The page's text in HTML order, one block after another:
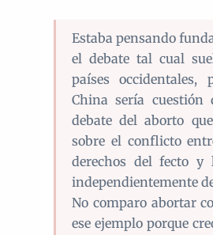
Estaba pensando
el debate tal cual
países
China sería cuestión
debate del aborto
sobre el conflicto
derechos del fecto
independientemente
No comparo abortar
ese ejemplo porque